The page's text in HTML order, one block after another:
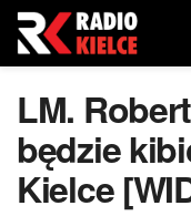
LM.
będzie
Kielce